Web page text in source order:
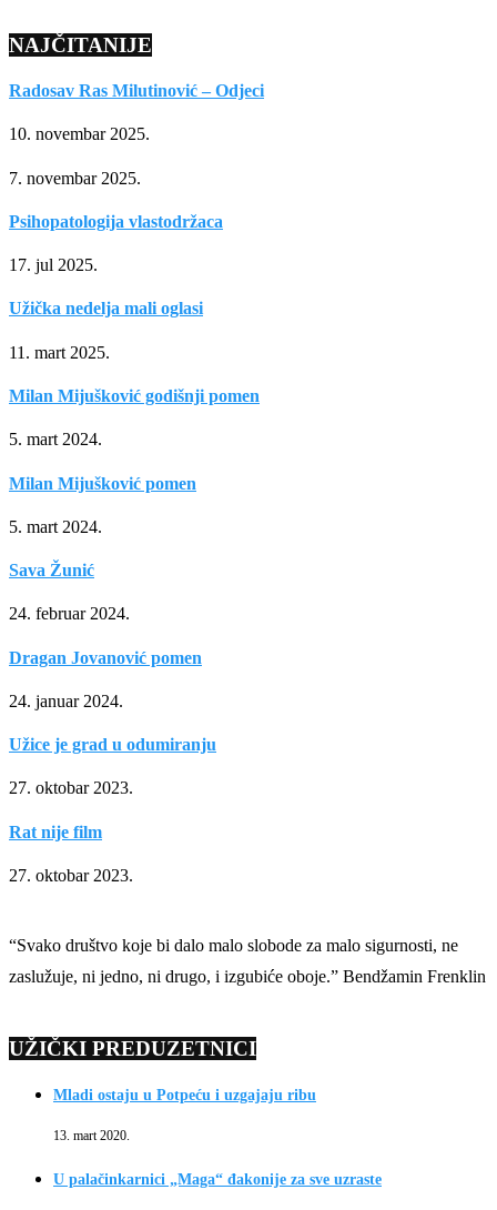
NAJČITANIJE
Radosav Ras Milutinović – Odjeci
10. novembar 2025.
7. novembar 2025.
Psihopatologija vlastodržaca
17. jul 2025.
Užička nedelja mali oglasi
11. mart 2025.
Milan Mijušković godišnji pomen
5. mart 2024.
Milan Mijušković pomen
5. mart 2024.
Sava Žunić
24. februar 2024.
Dragan Jovanović pomen
24. januar 2024.
Užice je grad u odumiranju
27. oktobar 2023.
Rat nije film
27. oktobar 2023.
“Svako društvo koje bi dalo malo slobode za malo sigurnosti, ne
zaslužuje, ni jedno, ni drugo, i izgubiće oboje.” Bendžamin Frenklin
UŽIČKI PREDUZETNICI
Mladi ostaju u Potpeću i uzgajaju ribu
13. mart 2020.
U palačinkarnici „Maga“ đakonije za sve uzraste